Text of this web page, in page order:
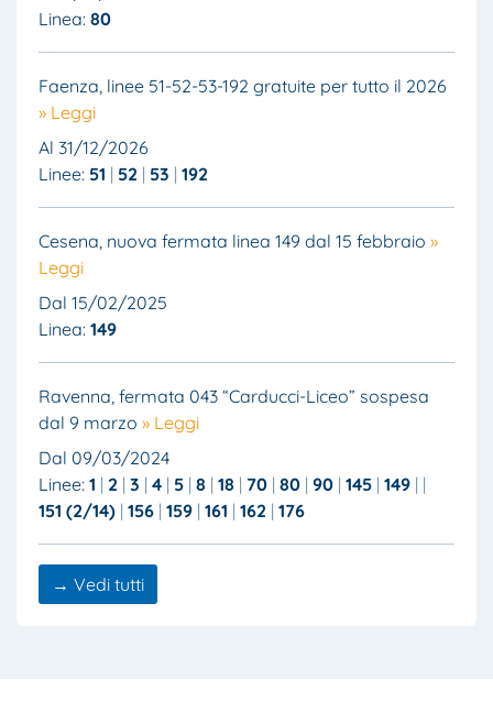
Linea: 80
Faenza, linee 51-52-53-192 gratuite per tutto il 2026
» Leggi
Al 31/12/2026
Linee: 51 52 53 192
Cesena, nuova fermata linea 149 dal 15 febbraio »
Leggi
Dal 15/02/2025
Linea: 149
Ravenna, fermata 043 “Carducci-Liceo” sospesa
dal 9 marzo » Leggi
Dal 09/03/2024
Linee: 1 2 3 4 5 8 18 70 80 90 145 149
151 (2/14) 156 159 161 162 176
→ Vedi tutti